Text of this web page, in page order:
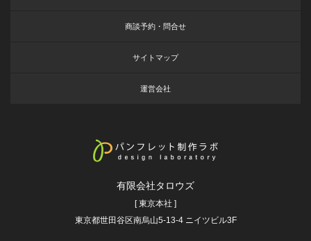
商談予約・問合せ
サイトマップ
運営会社
有限会社タロウズ
[ 東京本社 ]
東京都世田谷区南烏山5-13-4 ニイツビル3F